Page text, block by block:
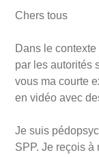
Chers tous
Dans le
par les autorités
vous ma courte
en vidéo avec
Je suis
SPP. Je reçois à